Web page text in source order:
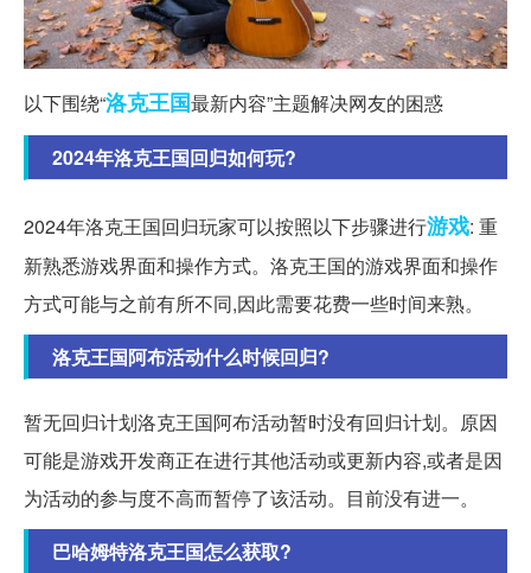
以下围绕“洛克王国最新内容”主题解决网友的困惑
2024年洛克王国回归如何玩?
2024年洛克王国回归玩家可以按照以下步骤进行游戏: 重
新熟悉游戏界面和操作方式。洛克王国的游戏界面和操作
方式可能与之前有所不同,因此需要花费一些时间来熟。
洛克王国阿布活动什么时候回归?
暂无回归计划洛克王国阿布活动暂时没有回归计划。原因
可能是游戏开发商正在进行其他活动或更新内容,或者是因
为活动的参与度不高而暂停了该活动。目前没有进一。
巴哈姆特洛克王国怎么获取?